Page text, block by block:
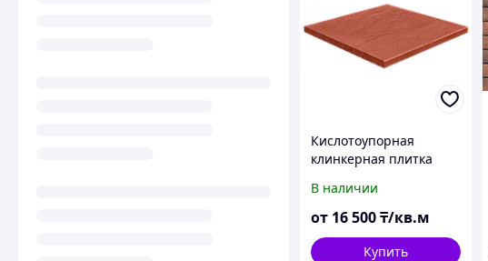
Кислотоупорная
клинкерная плитка
Вишня)
В наличии
от 16 500₸/кв.м
Купить